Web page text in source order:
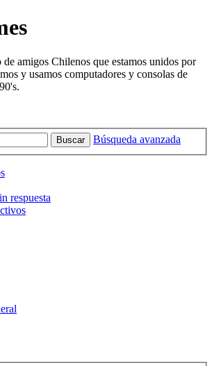
amigos Chilenos que estamos unidos por
y usamos computadores y consolas de
Buscar Búsqueda avanzada
respuesta